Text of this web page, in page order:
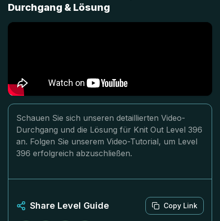
Durchgang & Lösung
Schauen Sie sich unseren detaillierten Video-
Durchgang und die Lösung für Knit Out Level 396
an. Folgen Sie unserem Video-Tutorial, um Level
396 erfolgreich abzuschließen.
Share Level Guide Copy Link